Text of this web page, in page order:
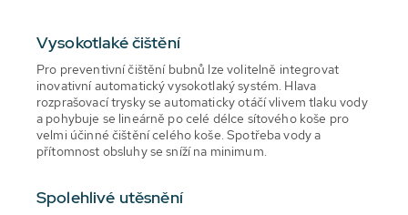
Vysokotlaké čištění
Pro preventivní čištění bubnů lze volitelně integrovat
inovativní automatický vysokotlaký systém. Hlava
rozprašovací trysky se automaticky otáčí vlivem tlaku vody
a pohybuje se lineárně po celé délce sítového koše pro
velmi účinné čištění celého koše. Spotřeba vody a
přítomnost obsluhy se sníží na minimum.
Spolehlivé utěsnění